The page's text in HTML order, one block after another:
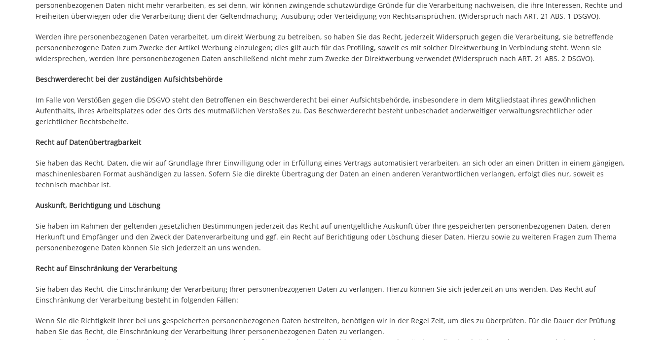
personenbezogenen Daten nicht mehr verarbeiten, es sei denn, wir können zwingende schutzwürdige Gründe für die Verarbeitung nachweisen, die ihre Interessen, Rechte und
Freiheiten überwiegen oder die Verarbeitung dient der Geltendmachung, Ausübung oder Verteidigung von Rechtsansprüchen. (Widerspruch nach ART. 21 ABS. 1 DSGVO).
Werden ihre personenbezogenen Daten verarbeitet, um direkt Werbung zu betreiben, so haben Sie das Recht, jederzeit Widerspruch gegen die Verarbeitung, sie betreffende
personenbezogene Daten zum Zwecke der Artikel Werbung einzulegen; dies gilt auch für das Profiling, soweit es mit solcher Direktwerbung in Verbindung steht. Wenn sie
widersprechen, werden ihre personenbezogenen Daten anschließend nicht mehr zum Zwecke der Direktwerbung verwendet (Widerspruch nach ART. 21 ABS. 2 DSGVO).
Beschwerderecht bei der zuständigen Aufsichtsbehörde
Im Falle von Verstößen gegen die DSGVO steht den Betroffenen ein Beschwerderecht bei einer Aufsichtsbehörde, insbesondere in dem Mitgliedstaat ihres gewöhnlichen
Aufenthalts, ihres Arbeitsplatzes oder des Orts des mutmaßlichen Verstoßes zu. Das Beschwerderecht besteht unbeschadet anderweitiger verwaltungsrechtlicher oder
gerichtlicher Rechtsbehelfe.
Recht auf Datenübertragbarkeit
Sie haben das Recht, Daten, die wir auf Grundlage Ihrer Einwilligung oder in Erfüllung eines Vertrags automatisiert verarbeiten, an sich oder an einen Dritten in einem gängigen,
maschinenlesbaren Format aushändigen zu lassen. Sofern Sie die direkte Übertragung der Daten an einen anderen Verantwortlichen verlangen, erfolgt dies nur, soweit es
technisch machbar ist.
Auskunft, Berichtigung und Löschung
Sie haben im Rahmen der geltenden gesetzlichen Bestimmungen jederzeit das Recht auf unentgeltliche Auskunft über Ihre gespeicherten personenbezogenen Daten, deren
Herkunft und Empfänger und den Zweck der Datenverarbeitung und ggf. ein Recht auf Berichtigung oder Löschung dieser Daten. Hierzu sowie zu weiteren Fragen zum Thema
personenbezogene Daten können Sie sich jederzeit an uns wenden.
Recht auf Einschränkung der Verarbeitung
Sie haben das Recht, die Einschränkung der Verarbeitung Ihrer personenbezogenen Daten zu verlangen. Hierzu können Sie sich jederzeit an uns wenden. Das Recht auf
Einschränkung der Verarbeitung besteht in folgenden Fällen:
Wenn Sie die Richtigkeit Ihrer bei uns gespeicherten personenbezogenen Daten bestreiten, benötigen wir in der Regel Zeit, um dies zu überprüfen. Für die Dauer der Prüfung
haben Sie das Recht, die Einschränkung der Verarbeitung Ihrer personenbezogenen Daten zu verlangen.